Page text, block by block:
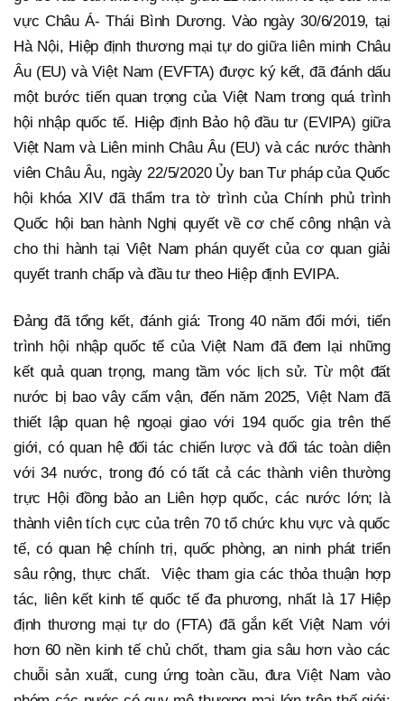
vực Châu Á- Thái Bình Dương. Vào ngày 30/6/2019, tại
Hà Nội, Hiệp định thương mại tự do giữa liên minh Châu
Âu (EU) và Việt Nam (EVFTA) được ký kết, đã đánh dấu
một bước tiến quan trọng của Việt Nam trong quá trình
hội nhập quốc tế. Hiệp định Bảo hộ đầu tư (EVIPA) giữa
Việt Nam và Liên minh Châu Âu (EU) và các nước thành
viên Châu Âu, ngày 22/5/2020 Ủy ban Tư pháp của Quốc
hội khóa XIV đã thẩm tra tờ trình của Chính phủ trình
Quốc hội ban hành Nghị quyết về cơ chế công nhận và
cho thi hành tại Việt Nam phán quyết của cơ quan giải
quyết tranh chấp và đầu tư theo Hiệp định EVIPA.
Đảng đã tổng kết, đánh giá: Trong 40 năm đổi mới, tiến
trình hội nhập quốc tế của Việt Nam đã đem lại những
kết quả quan trọng, mang tầm vóc lịch sử. Từ một đất
nước bị bao vây cấm vận, đến năm 2025, Việt Nam đã
thiết lập quan hệ ngoại giao với 194 quốc gia trên thế
giới, có quan hệ đối tác chiến lược và đối tác toàn diện
với 34 nước, trong đó có tất cả các thành viên thường
trực Hội đồng bảo an Liên hợp quốc, các nước lớn; là
thành viên tích cực của trên 70 tổ chức khu vực và quốc
tế, có quan hệ chính trị, quốc phòng, an ninh phát triển
sâu rộng, thực chất. Việc tham gia các thỏa thuận hợp
tác, liên kết kinh tế quốc tế đa phương, nhất là 17 Hiệp
định thương mại tự do (FTA) đã gắn kết Việt Nam với
hơn 60 nền kinh tế chủ chốt, tham gia sâu hơn vào các
chuỗi sản xuất, cung ứng toàn cầu, đưa Việt Nam vào